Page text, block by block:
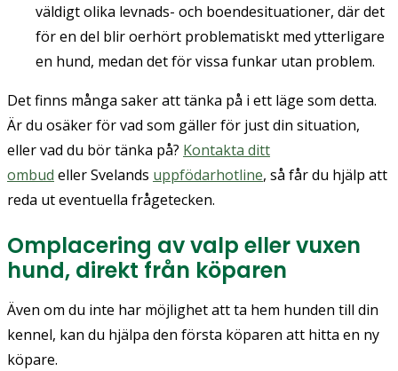
väldigt olika levnads- och boendesituationer, där det
för en del blir oerhört problematiskt med ytterligare
en hund, medan det för vissa funkar utan problem.
Det finns många saker att tänka på i ett läge som detta.
Är du osäker för vad som gäller för just din situation,
eller vad du bör tänka på? Kontakta ditt
ombud eller Svelands uppfödarhotline, så får du hjälp att
reda ut eventuella frågetecken.
Omplacering av valp eller vuxen
hund, direkt från köparen
Även om du inte har möjlighet att ta hem hunden till din
kennel, kan du hjälpa den första köparen att hitta en ny
köpare.